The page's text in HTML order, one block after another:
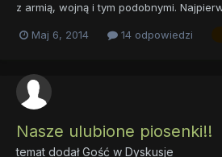
z armią, wojną i tym podobnymi.
Maj 6, 2014
14 odpowiedzi
Nasze ulubione piosenki!!
temat dodał Gość w Dyskusje